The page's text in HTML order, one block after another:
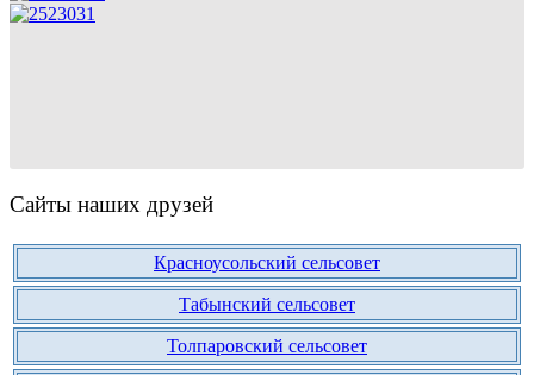
Сайты наших друзей
Красноусольский сельсовет
Табынский сельсовет
Толпаровский сельсовет